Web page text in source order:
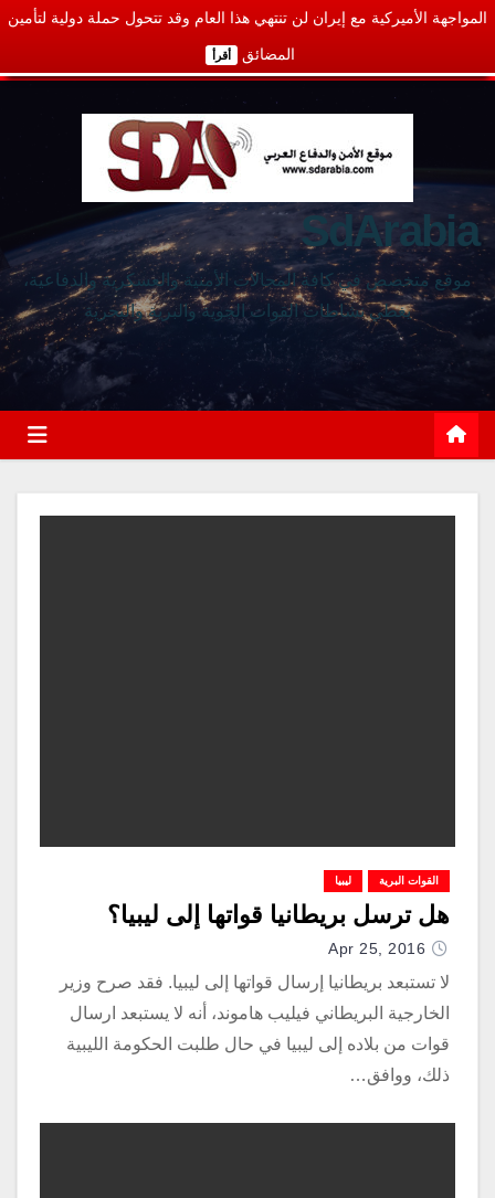
المواجهة الأميركية مع إيران لن تنتهي هذا العام وقد تتحول حملة دولية لتأمين
المضائق أقرأ
SdArabia
موقع متخصص في كافة المجالات الأمنية والعسكرية والدفاعية،
يغطي نشاطات القوات الجوية والبرية والبحرية
القوات البرية ليبيا
هل ترسل بريطانيا قواتها إلى ليبيا؟
Apr 25, 2016
لا تستبعد بريطانيا إرسال قواتها إلى ليبيا. فقد صرح وزير
الخارجية البريطاني فيليب هاموند، أنه لا يستبعد ارسال
قوات من بلاده إلى ليبيا في حال طلبت الحكومة الليبية
ذلك، ووافق…